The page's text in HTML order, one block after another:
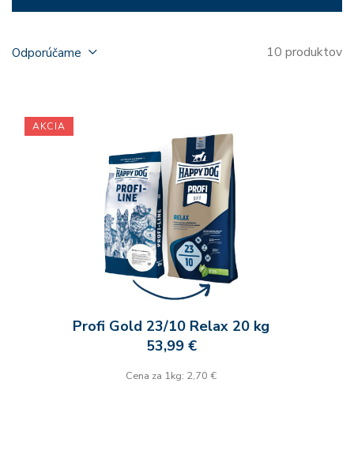
Odporúčame 10 produktov
Profi Gold 23/10 Relax 20 kg
53,99 €
Cena za 1kg: 2,70 €
AKCIA